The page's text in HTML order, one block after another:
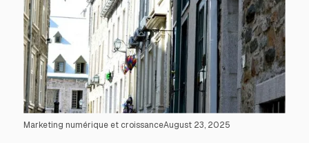
Marketing numérique et croissanceAugust 23, 2025